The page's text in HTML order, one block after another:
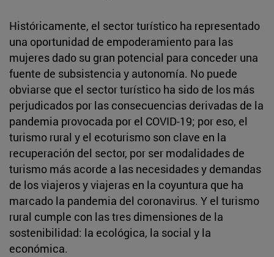
Históricamente, el sector turístico ha representado
una oportunidad de empoderamiento para las
mujeres dado su gran potencial para conceder una
fuente de subsistencia y autonomía. No puede
obviarse que el sector turístico ha sido de los más
perjudicados por las consecuencias derivadas de la
pandemia provocada por el COVID-19; por eso, el
turismo rural y el ecoturismo son clave en la
recuperación del sector, por ser modalidades de
turismo más acorde a las necesidades y demandas
de los viajeros y viajeras en la coyuntura que ha
marcado la pandemia del coronavirus. Y el turismo
rural cumple con las tres dimensiones de la
sostenibilidad: la ecológica, la social y la
económica.